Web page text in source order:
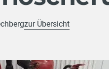
zur Übersicht